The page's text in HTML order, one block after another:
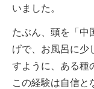
いました。
たぶん、頭を「中
げで、お風呂に少
すように、ある種
この経験は自信と